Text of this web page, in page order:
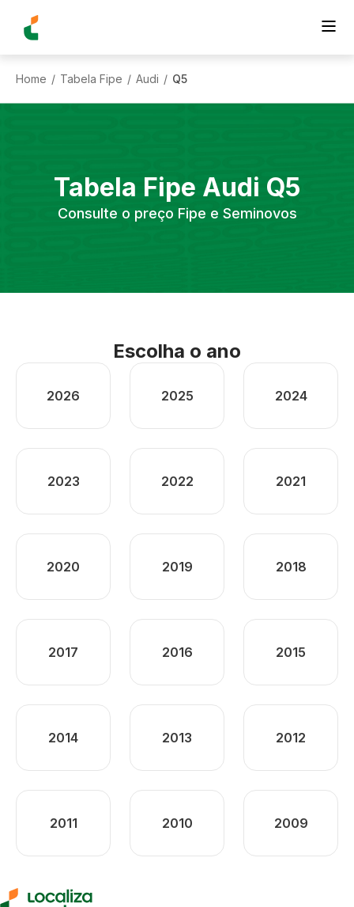
Home / Tabela Fipe / Audi / Q5
Tabela Fipe Audi Q5
Consulte o preço Fipe e Seminovos
Escolha o ano
2026 2025 2024
2023 2022 2021
2020 2019 2018
2017 2016 2015
2014 2013 2012
2011 2010 2009